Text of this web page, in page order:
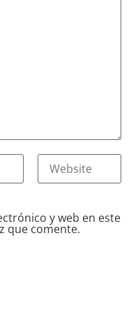
y web en este
que comente.